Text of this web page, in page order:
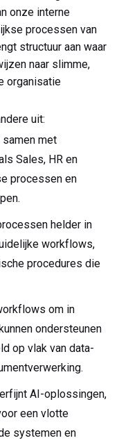
onze interne
processen van
structuur aan waar
naar slimme,
organisatie
uit:
met
Sales, HR en
processen en
helder in
workflows,
procedures die
om in
ondersteunen
op vlak van data-
AI-oplossingen,
een vlotte
systemen en